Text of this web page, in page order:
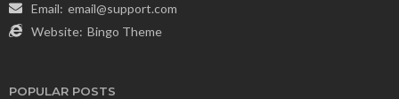
Email: email@support.com
Website: Bingo Theme
POPULAR POSTS